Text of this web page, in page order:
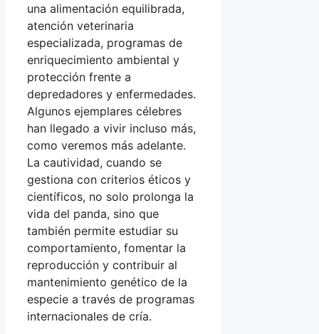
una alimentación equilibrada,
atención veterinaria
especializada, programas de
enriquecimiento ambiental y
protección frente a
depredadores y enfermedades.
Algunos ejemplares célebres
han llegado a vivir incluso más,
como veremos más adelante.
La cautividad, cuando se
gestiona con criterios éticos y
científicos, no solo prolonga la
vida del panda, sino que
también permite estudiar su
comportamiento, fomentar la
reproducción y contribuir al
mantenimiento genético de la
especie a través de programas
internacionales de cría.